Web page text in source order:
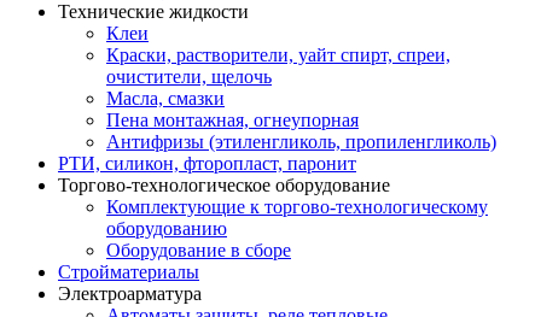
Технические жидкости
Клеи
Краски, растворители, уайт спирт, спреи,
очистители, щелочь
Масла, смазки
Пена монтажная, огнеупорная
Антифризы (этиленгликоль, пропиленгликоль)
РТИ, силикон, фторопласт, паронит
Торгово-технологическое оборудование
Комплектующие к торгово-технологическому
оборудованию
Оборудование в сборе
Стройматериалы
Электроарматура